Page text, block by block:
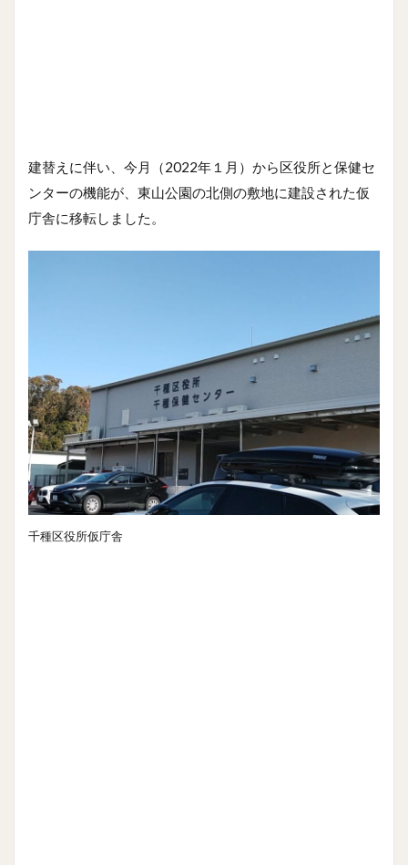
建替えに伴い、今月（2022年１月）から区役所と保健セ
ンターの機能が、東山公園の北側の敷地に建設された仮
庁舎に移転しました。
千種区役所仮庁舎